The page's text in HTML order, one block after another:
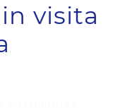
in visita